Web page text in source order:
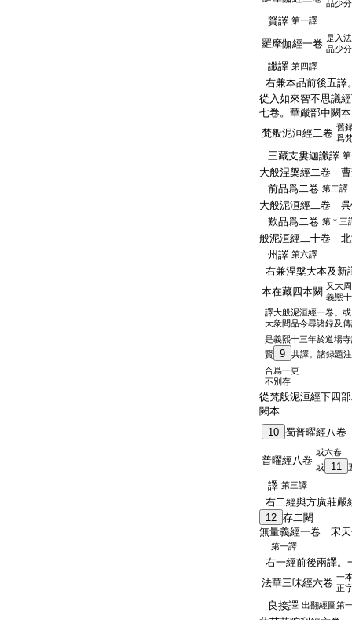
品少分
賢譯 第一譯
羅摩伽經一卷 是入
品少分
讖譯 第四譯
右兼本品前後五譯
從入如來智不思議
七卷。華嚴部中闕本
梵般泥洹經二卷 舊
爲
三藏支婁迦讖譯
大般涅槃經二卷 曹
前品爲二卷 第二譯
大般泥洹經二卷 呉
歎品爲二卷 第＊三
般泥洹經二十卷 北
州譯 第六譯
右兼涅槃大本及新
本在藏四本闕 又大
義熈
譯大般泥洹經一卷。
大衆問品今尋諸録及
是義熙十三年於道場
賢
9
共譯。諸録題
合爲一更
不別存
從梵般泥洹經下四
闕本
10 蜀普曜經八
普曜經八卷
或六卷
或
11
譯 第三譯
右二經與方廣莊嚴
12 存二闕
無量義經一卷 宋天
第一譯
右一經前後兩譯。
法華三昧經六卷 一
正
良接譯 出翻經圖第